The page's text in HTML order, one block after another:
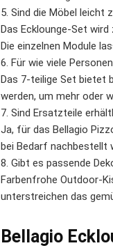
5. Sind die Möbel leicht
Das Ecklounge-Set
Die einzelnen Module
6. Für wie viele
Das 7-teilige Set bietet
werden, um mehr oder
7. Sind Ersatzteile
Ja, für das Bellagio
bei Bedarf nachbestellt
8. Gibt es passende
Farbenfrohe Outdoor-
unterstreichen das
Bellagio